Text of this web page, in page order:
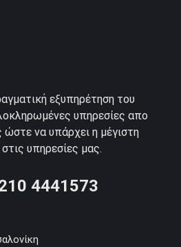
εξυπηρέτηση του
υπηρεσίες απο
να υπάρχει η μέγιστη
υπηρεσίες μας.
4441573